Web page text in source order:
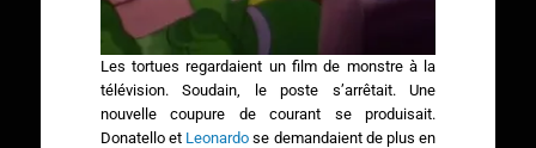
Les tortues regardaient un film de monstre à la
télévision. Soudain, le poste s’arrêtait. Une
nouvelle coupure de courant se produisait.
Donatello et Leonardo se demandaient de plus en